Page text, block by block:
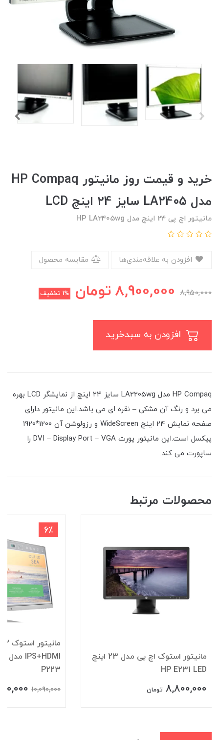
خرید و قیمت روز مانیتور HP Compaq
مدل LA2405 سایز ۲4 اینچ LCD
مانیتور اچ پی 24 اینچ مدل HP LA2405wg
مقایسه محصول
8,950,000
8,900,000 تومان 1% تخفیف
HP Compaq مدل LA2205wg سایز ۲4 اینچ از نمایشگر LCD بهره
می برد و رنگ آن مشکی – نقره ای می باشد.این مانیتور دارای
صفحه نمایش ۲4 اینچ WideScreen و رزولوشن آن 1200*1920
پیکسل است.این مانیتور پورت DVI – Display Port – VGA را
ساپورت می کند.
محصولات مرتبط
مانیتور استوک اچ پی مدل 23 اینچ
HP E231 LED
8,800,000 تومان
6٪
P223
10,090,000